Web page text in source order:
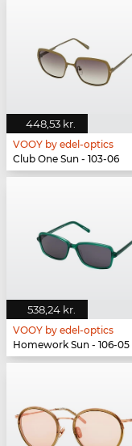
448,53 kr.
VOOY by edel-optics
Club One Sun - 103-06
538,24 kr.
VOOY by edel-optics
Homework Sun - 106-05